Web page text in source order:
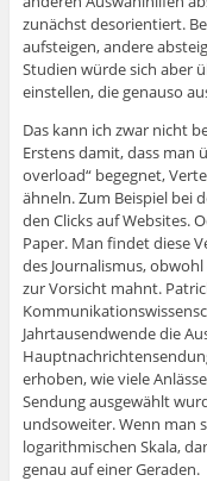
zunächst desorientiert.
aufsteigen, andere
Studien würde sich aber
einstellen, die genauso
Das kann ich zwar nicht
Erstens damit, dass man
overload“ begegnet,
ähneln. Zum Beispiel bei
den Clicks auf Websites.
Paper. Man findet diese
des Journalismus,
zur Vorsicht mahnt.
Jahrtausendwende die
erhoben, wie viele
Sendung ausgewählt
undsoweiter. Wenn man
logarithmischen Skala,
genau auf einer Geraden.